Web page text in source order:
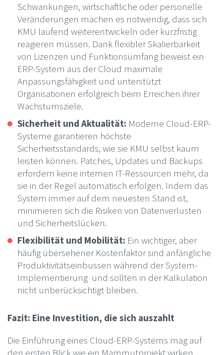
Schwankungen, wirtschaftliche oder personelle
Veränderungen machen es notwendig, dass sich
KMU laufend weiterentwickeln oder kurzfristig
reagieren müssen. Dank flexibler Skalierbarkeit
von Lizenzen und Funktionsumfang beweist ein
ERP-System aus der Cloud maximale
Anpassungsfähigkeit und unterstützt
Organisationen erfolgreich beim Erreichen ihrer
Wachstumsziele.
Sicherheit und Aktualität: Moderne Cloud-ERP-
Systeme garantieren höchste
Sicherheitsstandards, wie sie KMU selbst kaum
leisten können. Patches, Updates und Backups
erfordern keine internen IT-Ressourcen mehr, da
sie in der Regel automatisch erfolgen. Indem das
System immer auf dem neuesten Stand ist,
minimieren sich die Risiken von Datenverlusten
und Sicherheitslücken.
Flexibilität und Mobilität: Ein wichtiger, aber
häufig übersehener Kostenfaktor sind anfängliche
Produktivitätseinbussen während der System-
Implementierung und sollten in der Kalkulation
nicht unberücksichtigt bleiben.
Fazit: Eine Investition, die sich auszahlt
Die Einführung eines Cloud-ERP-Systems mag auf
den ersten Blick wie ein Mammutprojekt wirken,